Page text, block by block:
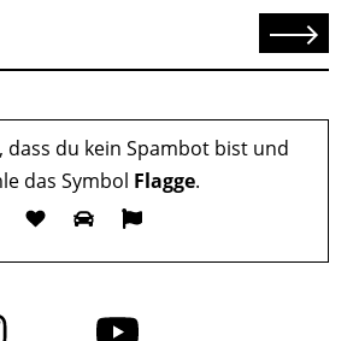
Senden
dass du kein Spambot bist und
das Symbol Flagge.
Folge